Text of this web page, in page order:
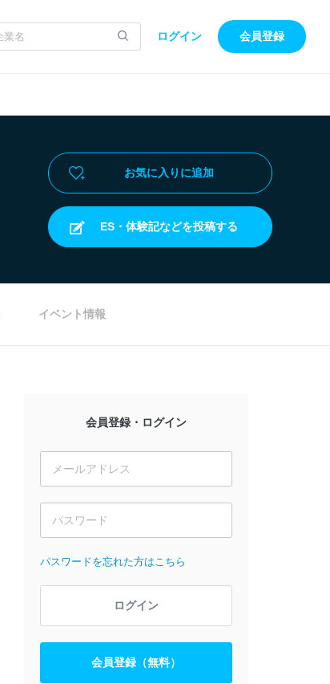
ログイン 会員登録
お気に入りに追加
ES・体験記などを投稿する
イベント情報
会員登録・ログイン
パスワードを忘れた方はこちら
ログイン
会員登録（無料）